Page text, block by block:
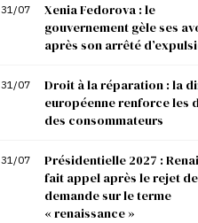
31/07
Xenia Fedorova : le
gouvernement gèle ses
après son arrêté
31/07
Droit à la réparation : la
européenne renforce les
des consommateurs
31/07
Présidentielle 2027 :
fait appel après le rejet
demande sur le terme
« renaissance »